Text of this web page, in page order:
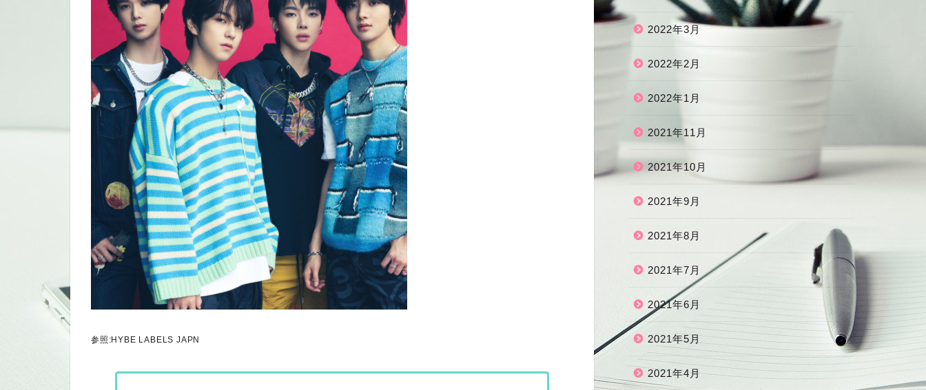
参照:HYBE LABELS JAPN
2022年3月
2022年2月
2022年1月
2021年11月
2021年10月
2021年9月
2021年8月
2021年7月
2021年6月
2021年5月
2021年4月